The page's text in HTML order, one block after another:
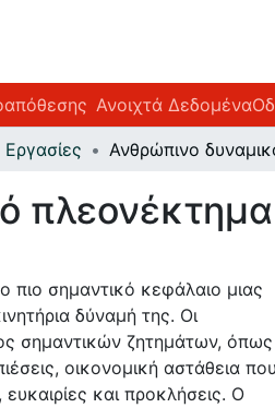
Ανοιχτά
Δεδομένα
πλεονέκτημα
σημαντικό κεφάλαιο μιας
δύναμή της. Οι
σημαντικών ζητημάτων, όπως
οικονομική αστάθεια που